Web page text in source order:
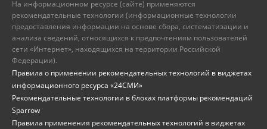
На информационном ресурсе (сайте) применяются
рекомендательные технологии (информационные технологии
предоставления информации на основе сбора, систематизации и
анализа сведений, относящихся к предпочтениям пользователей
сети «Интернет», находящихся на территории Российской
Федерации).
Правила о применении рекомендательных технологий в виджетах
информационного ресурса «24СМИ»
Рекомендательные технологии в блоках платформы рекомендаций
Sparrow
Правила применения рекомендательных технологий в виджетах